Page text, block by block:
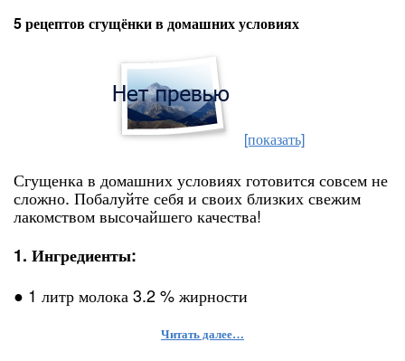
5 рецептов сгущёнки в домашних условиях
[показать]
Сгущенка в домашних условиях готовится совсем не
сложно. Побалуйте себя и своих близких свежим
лакомством высочайшего качества!
1. Ингредиенты:
● 1 литр молока 3.2 % жирности
Читать далее…